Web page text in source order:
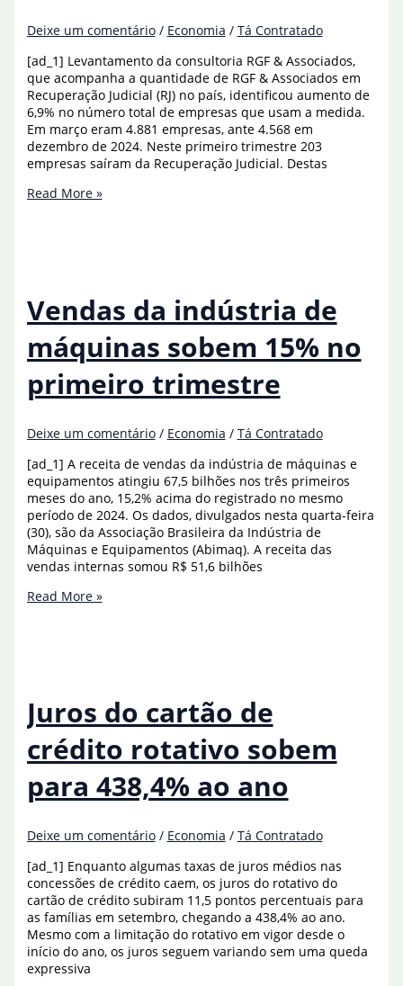
Deixe um comentário / Economia / Tá Contratado
[ad_1] Levantamento da consultoria RGF & Associados,
que acompanha a quantidade de RGF & Associados em
Recuperação Judicial (RJ) no país, identificou aumento de
6,9% no número total de empresas que usam a medida.
Em março eram 4.881 empresas, ante 4.568 em
dezembro de 2024. Neste primeiro trimestre 203
empresas saíram da Recuperação Judicial. Destas
Empresas
1º
trimestre
de
2025
Read More »
Vendas da indústria de
máquinas sobem 15% no
primeiro trimestre
Deixe um comentário / Economia / Tá Contratado
[ad_1] A receita de vendas da indústria de máquinas e
equipamentos atingiu 67,5 bilhões nos três primeiros
meses do ano, 15,2% acima do registrado no mesmo
período de 2024. Os dados, divulgados nesta quarta-feira
(30), são da Associação Brasileira da Indústria de
Máquinas e Equipamentos (Abimaq). A receita das
vendas internas somou R$ 51,6 bilhões
Vendas
no
primeiro
trimestre
Read More »
Juros do cartão de
crédito rotativo sobem
para 438,4% ao ano
Deixe um comentário / Economia / Tá Contratado
[ad_1] Enquanto algumas taxas de juros médios nas
concessões de crédito caem, os juros do rotativo do
cartão de crédito subiram 11,5 pontos percentuais para
as famílias em setembro, chegando a 438,4% ao ano.
Mesmo com a limitação do rotativo em vigor desde o
início do ano, os juros seguem variando sem uma queda
expressiva